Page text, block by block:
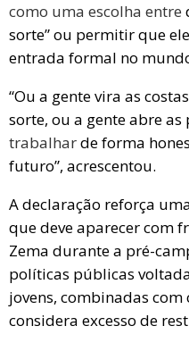
como uma escolha entre
sorte” ou permitir que
entrada formal no
“Ou a gente vira as
sorte, ou a gente abre as
trabalharde forma
futuro”, acrescentou.
A declaração reforça
que deve aparecer com
Zema durante a pré-
políticas públicas
jovens, combinadas
considera excesso de